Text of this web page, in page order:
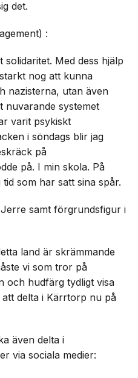
det.
:
solidaritet. Med dess hjälp
nog att kunna
nazisterna, utan även
nuvarande systemet
varit psykiskt
i söndags blir jag
på
på. I min skola. På
som har satt sina spår.
samt förgrundsfigur i
land är skrämmande
vi som tror på
och hudfärg tydligt visa
delta i Kärrtorp nu på
även delta i
via sociala medier: